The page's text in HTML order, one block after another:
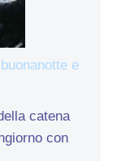
e
catena
con